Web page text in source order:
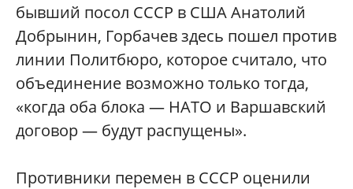
бывший посол СССР в США Анатолий
Добрынин, Горбачев здесь пошел против
линии Политбюро, которое считало, что
объединение возможно только тогда,
«когда оба блока — НАТО и Варшавский
договор — будут распущены».
Противники перемен в СССР оценили